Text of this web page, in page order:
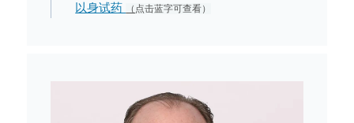
以身试药
（ 点击蓝字可查看）